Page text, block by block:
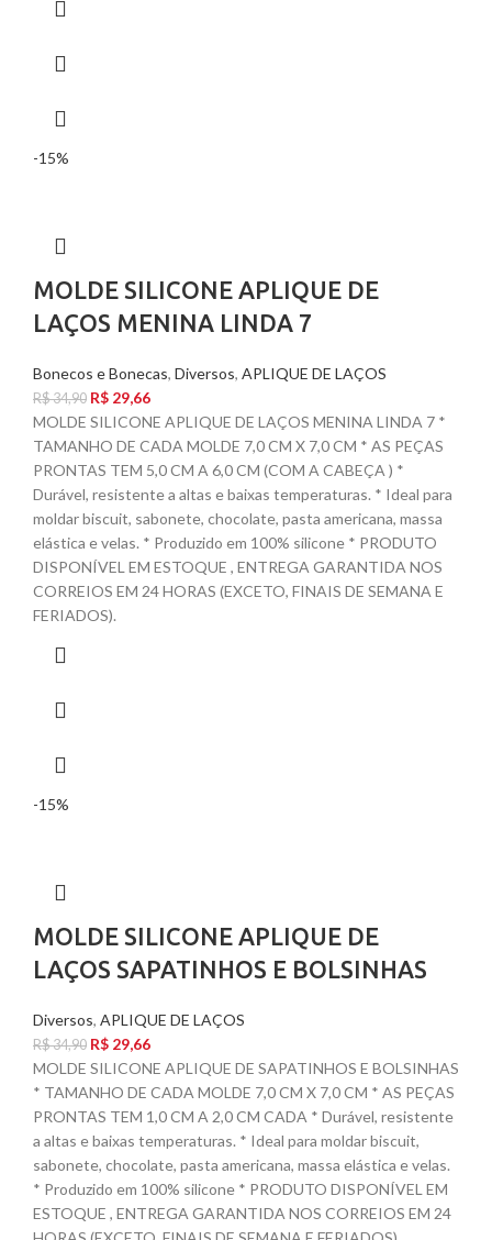
-15%
MOLDE SILICONE APLIQUE DE
LAÇOS MENINA LINDA 7
Bonecos e Bonecas, Diversos, APLIQUE DE LAÇOS
R$34,90 R$ 29,66
MOLDE SILICONE APLIQUE DE LAÇOS MENINA LINDA 7 *
TAMANHO DE CADA MOLDE 7,0 CM X 7,0 CM * AS PEÇAS
PRONTAS TEM 5,0 CM A 6,0 CM (COM A CABEÇA ) *
Durável, resistente a altas e baixas temperaturas. * Ideal para
moldar biscuit, sabonete, chocolate, pasta americana, massa
elástica e velas. * Produzido em 100% silicone * PRODUTO
DISPONÍVEL EM ESTOQUE , ENTREGA GARANTIDA NOS
CORREIOS EM 24 HORAS (EXCETO, FINAIS DE SEMANA E
FERIADOS).
-15%
MOLDE SILICONE APLIQUE DE
LAÇOS SAPATINHOS E BOLSINHAS
Diversos, APLIQUE DE LAÇOS
R$34,90 R$ 29,66
MOLDE SILICONE APLIQUE DE SAPATINHOS E BOLSINHAS
* TAMANHO DE CADA MOLDE 7,0 CM X 7,0 CM * AS PEÇAS
PRONTAS TEM 1,0 CM A 2,0 CM CADA * Durável, resistente
a altas e baixas temperaturas. * Ideal para moldar biscuit,
sabonete, chocolate, pasta americana, massa elástica e velas.
* Produzido em 100% silicone * PRODUTO DISPONÍVEL EM
ESTOQUE , ENTREGA GARANTIDA NOS CORREIOS EM 24